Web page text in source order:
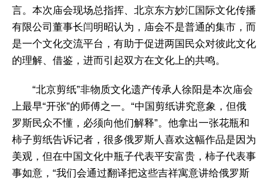
言。本次庙会现场总指挥、北京东方妙汇国际文化传播
有限公司董事长闫明昭认为，庙会不是普通的集市，而
是一个文化交流平台，有助于促进两国民众对彼此文化
的理解、借鉴，进而引起双方在文化上的共鸣。
“北京剪纸”非物质文化遗产传承人徐阳是本次庙会
上最早“开张”的师傅之一。“中国剪纸讲究意象，但俄
罗斯民众不懂，必须向他们解释”。他拿出一张花瓶和
柿子剪纸告诉记者，很多俄罗斯人喜欢这幅作品是因为
美观，但在中国文化中瓶子代表平安富贵，柿子代表事
事如意，“我们会通过翻译把这些吉祥寓意讲给俄罗斯